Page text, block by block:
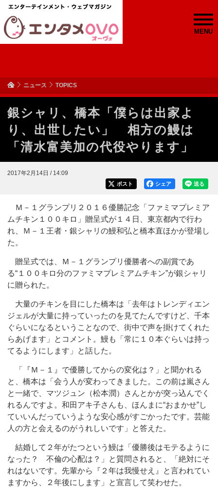
MENU
ニュース TOPICS
銀シャリ、橋本「僕らは出家よ
り、出世したい」 相方の鰻は
「清水富美加の代役やります」
2017年2月14日 / 14:09
送る
シェア
ポスト
Ｍ－１グランプリ２０１６優勝記念「ファミマプレミア
ムチキン１００キロ」贈呈式が１４日、東京都内で行わ
れ、Ｍ－１王者・銀シャリの鰻和弘と橋本直ほかが登場し
た。
贈呈式では、Ｍ－１グランプリ優勝者への副賞であ
る“１００キロ分のファミマプレミアムチキン”が銀シャリ
に贈られた。
大量のチキンを目にした橋本は「去年はトレンディエン
ジェルが大量に持っていったのを見てたんですけど、千本
ぐらいになるということなので、街中で声を掛けてくれた
らあげます」とコメント。鰻も「常に１０本ぐらいは持っ
てるようにします」と話した。
「『Ｍ－１』で優勝してからの変化は？」と聞かれる
と、橋本は「会う人が変わってきました。この前は嵐さん
と一緒で、マツジュン（松本潤）さんとかが突っ込んでく
れるんですよ。和田アキ子さんも、ほんまに“おまかせ”し
ていいんだっていうような安心感がすごかったです。芸能
人の方と会えるのがうれしいです」と答えた。
結婚して２年がたつという鰻は「優勝後はモテるように
なった？ 不倫の心配は？」と質問されると、「絶対にそ
れはないです。先輩から『２年は我慢せえ』と言われてい
ますから、２年後にします」と宣言して笑わせた。